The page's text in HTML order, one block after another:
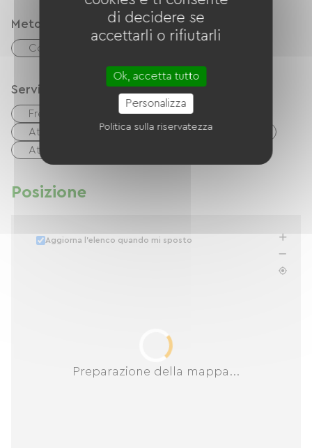
Metodi di pagamento
Controlli
Servizi
Free Wifi TV
Mobili da giardino
Attrezzature per bambini
Asciugacapelli
Attrezzatura da stiro
Posizione
Preparazione della mappa...
Aggiorna l'elenco quando mi sposto
di decidere se
accettarli o rifiutarli
Ok, accetta tutto
Personalizza
Politica sulla riservatezza